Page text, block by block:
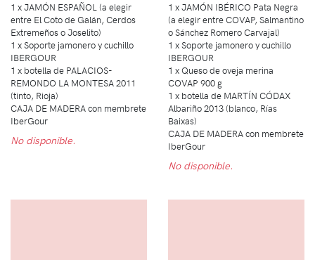
1 x JAMÓN ESPAÑOL (a elegir
entre El Coto de Galán, Cerdos
Extremeños o Joselito)
1 x Soporte jamonero y cuchillo
IBERGOUR
1 x botella de PALACIOS-
REMONDO LA MONTESA 2011
(tinto, Rioja)
CAJA DE MADERA con membrete
IberGour
No disponible.
1 x JAMÓN IBÉRICO Pata Negra
(a elegir entre COVAP, Salmantino
o Sánchez Romero Carvajal)
1 x Soporte jamonero y cuchillo
IBERGOUR
1 x Queso de oveja merina
COVAP 900 g
1 x botella de MARTÍN CÓDAX
Albariño 2013 (blanco, Rías
Baixas)
CAJA DE MADERA con membrete
IberGour
No disponible.